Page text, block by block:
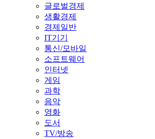
글로벌경제
생활경제
경제일반
IT기기
통신/모바일
소프트웨어
인터넷
게임
과학
음악
영화
도서
TV/방송